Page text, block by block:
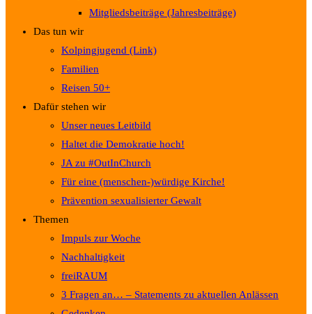
Mitgliedsbeiträge (Jahresbeiträge)
Das tun wir
Kolpingjugend (Link)
Familien
Reisen 50+
Dafür stehen wir
Unser neues Leitbild
Haltet die Demokratie hoch!
JA zu #OutInChurch
Für eine (menschen-)würdige Kirche!
Prävention sexualisierter Gewalt
Themen
Impuls zur Woche
Nachhaltigkeit
freiRAUM
3 Fragen an… – Statements zu aktuellen Anlässen